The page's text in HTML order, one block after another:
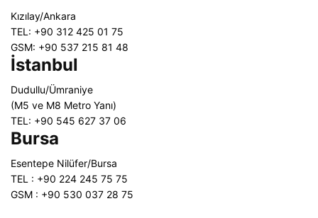
Kızılay/Ankara
TEL: +90 312 425 01 75
GSM: +90 537 215 81 48
İstanbul
Dudullu/Ümraniye
(M5 ve M8 Metro Yanı)
TEL: +90 545 627 37 06
Bursa
Esentepe Nilüfer/Bursa
TEL : +90 224 245 75 75
GSM : +90 530 037 28 75